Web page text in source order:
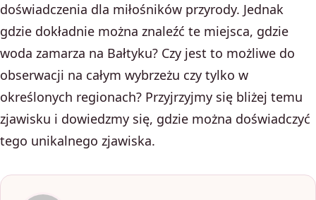
doświadczenia dla miłośników przyrody. Jednak
gdzie dokładnie można znaleźć te miejsca, gdzie
woda zamarza na Bałtyku? Czy jest to możliwe do
obserwacji na całym wybrzeżu czy tylko w
określonych regionach? Przyjrzyjmy się bliżej temu
zjawisku i dowiedzmy się, gdzie można doświadczyć
tego unikalnego zjawiska.